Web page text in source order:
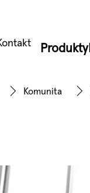
Produkty
Komunita